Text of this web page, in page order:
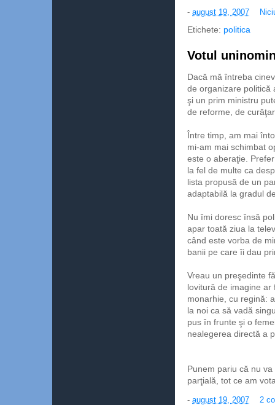
- august 19, 2007
Etichete: politica
Votul
Dacă mă întreba
de organizare politică
şi un prim ministru
de reforme, de
Între timp, am mai
mi-am mai schimbat
este o aberaţie.
la fel de multe ca
lista propusă de un
adaptabilă la gradul
Nu îmi doresc însă
apar toată ziua la
când este vorba de
banii pe care îi dau
Vreau un preşedinte
lovitură de imagine ar
monarhie, cu regină:
la noi ca să vadă
pus în frunte şi o
nealegerea directă a
Punem pariu că nu
parţială, tot ce am
- august 19, 2007 2